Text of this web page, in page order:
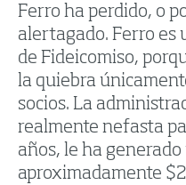
Ferro ha perdido, o
alertagado. Ferro es
de Fideicomiso,
la quiebra
socios. La
realmente nefasta
años, le ha
aproximadamente